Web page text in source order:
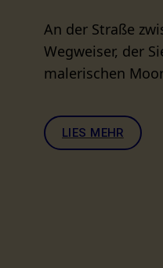
An der Straße
Wegweiser, der
malerischen
LIES MEHR